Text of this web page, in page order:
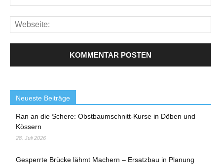
Neueste Beiträge
Ran an die Schere: Obstbaumschnitt-Kurse in Döben und
Kössern
28. Juli 2026
Gesperrte Brücke lähmt Machern – Ersatzbau in Planung